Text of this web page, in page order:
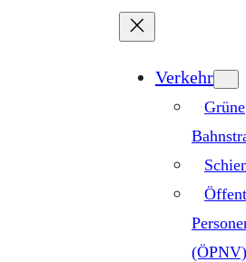
Verkehr
Grüne
(ÖPNV)